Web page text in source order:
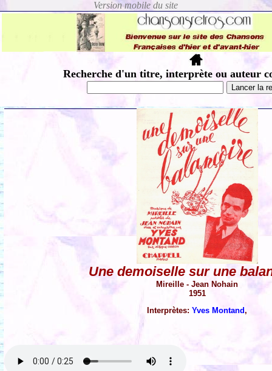
Recherche d'un titre, interprète ou auteur
Une demoiselle sur une
Mireille - Jean Nohain
1951
Interprètes:Yves Montand,